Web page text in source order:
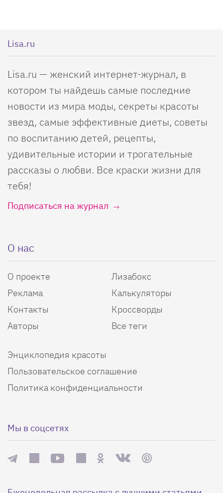
Lisa.ru
Lisa.ru — женский интернет-журнал, в
котором ты найдешь самые последние
новости из мира моды, секреты красоты
звезд, самые эффективные диеты, советы
по воспитанию детей, рецепты,
удивительные истории и трогательные
рассказы о любви. Все краски жизни для
тебя!
Подписаться на журнал
О нас
О проекте
Реклама
Контакты
Авторы
Лизабокс
Калькуляторы
Кроссворды
Все теги
Энциклопедия красоты
Пользовательское соглашение
Политика конфиденциальности
Мы в соцсетях